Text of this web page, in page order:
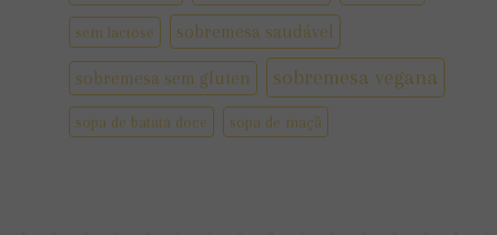
sem lactose sobremesa saudável
sobremesa sem gluten sobremesa vegana
sopa de batata doce sopa de maçã